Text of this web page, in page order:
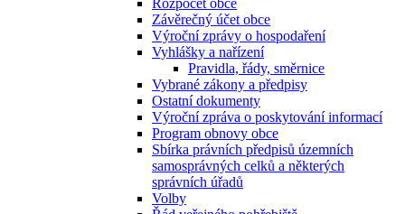
Rozpočet obce
Závěrečný účet obce
Výroční zprávy o hospodaření
Vyhlášky a nařízení
Pravidla, řády, směrnice
Vybrané zákony a předpisy
Ostatní dokumenty
Výroční zpráva o poskytování informací
Program obnovy obce
Sbírka právních předpisů územních
samosprávných celků a některých
správních úřadů
Volby